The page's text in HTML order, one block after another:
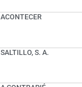
ACONTECER
SALTILLO, S. A.